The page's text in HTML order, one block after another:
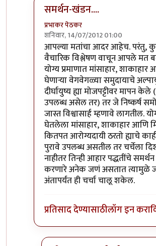
समर्थन-खंडन....
प्रभाकर पेठकर
शनिवार, 14/07/2012 01:00
In reply toमानव शाकाहारीचby
आपल्या मतांचा आदर आहेच. परंतु,
वैचारिक विश्लेषण वाचून आपले मत
योग्य प्रमाणात मांसाहार, शाकाहार
घेणार्‍या वेगवेगळ्या समुदायाचे
दीर्घायुष्य ह्या मोजपट्टीवर मापन
उपलब्ध असेल तर) तर जे निष्कर्ष
जास्त विश्वासार्ह म्हणावे लागतील.
घेतलेला मांसाहार, शाकाहार आणि
कितपत आरोग्यदायी ठरतो ह्याचे
पुरावे उपलब्ध असतील तर चर्चेला
नाहीतर तिन्ही आहार पद्धतींचे
करणारे अनेक जणं असतात त्यामुळे
अंतापर्यंत ही चर्चा चालू शकेल.
प्रतिसाद देण्यासाठीलॉग इन करा